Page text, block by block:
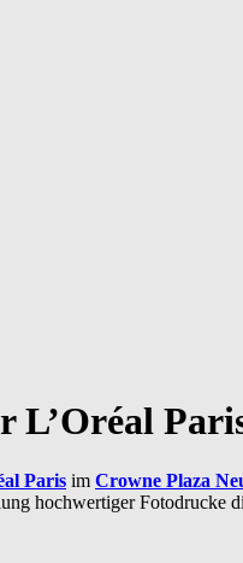
Paris im Crowne Plaza
hochwertiger Fotodrucke